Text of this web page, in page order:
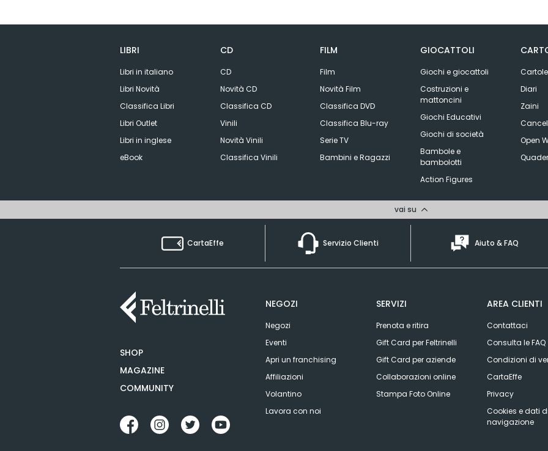
LIBRI
Libri in italiano
Libri Novità
Classifica Libri
Libri Outlet
Libri in inglese
eBook
CD
CD
Novità CD
Classifica CD
Vinili
Novità Vinili
Classifica Vinili
FILM
Film
Novità Film
Classifica DVD
Classifica Blu-ray
Serie TV
Bambini e Ragazzi
GIOCATTOLI
Giochi e giocattoli
Costruzioni e
mattoncini
Giochi Educativi
Giochi di società
Bambole e
bambolotti
Action Figures
Diari
Zaini
Open
vai su
CartaEffe Servizio Clienti Aiuto & FAQ
SHOP
MAGAZINE
COMMUNITY
NEGOZI
Negozi
Eventi
Apri un franchising
Affiliazioni
Volantino
Lavora con noi
SERVIZI
Prenota e ritira
Gift Card per Feltrinelli
Gift Card per aziende
Collaborazioni online
Stampa Foto Online
AREA CLIENTI
Contattaci
Consulta le FAQ
Condizioni di
CartaEffe
Privacy
Cookies e dati
navigazione